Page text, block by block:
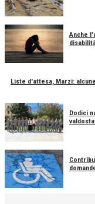
Anche
Liste d'attesa, Marzi:
Dodici